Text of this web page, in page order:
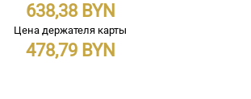
638,38
Цена держателя карты
478,79